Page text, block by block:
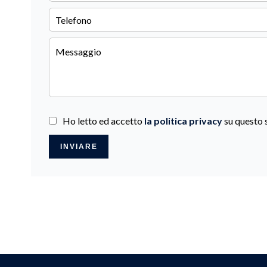
Ho letto ed accetto la politica privacysu questo
INVIARE